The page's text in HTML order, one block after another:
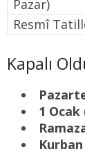
Pazar)
Resmî
Kapalı
1 Ocak
Kurban